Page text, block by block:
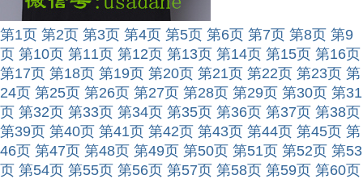
第1页 第2页 第3页 第4页 第5页 第6页 第7页 第8页 第9
页 第10页 第11页 第12页 第13页 第14页 第15页 第16页
第17页 第18页 第19页 第20页 第21页 第22页 第23页 第
24页 第25页 第26页 第27页 第28页 第29页 第30页 第31
页 第32页 第33页 第34页 第35页 第36页 第37页 第38页
第39页 第40页 第41页 第42页 第43页 第44页 第45页 第
46页 第47页 第48页 第49页 第50页 第51页 第52页 第53
页 第54页 第55页 第56页 第57页 第58页 第59页 第60页